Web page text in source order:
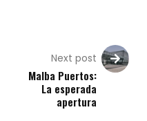
Next post
Malba Puertos:
La esperada
apertura